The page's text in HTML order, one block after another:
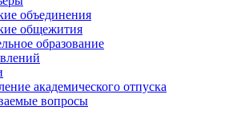
объединения
общежития
образование
академического отпуска
вопросы